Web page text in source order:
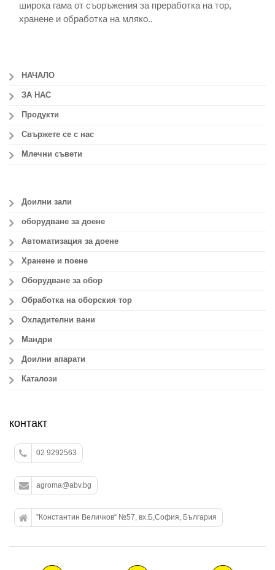
широка гама от съоръжения за преработка на тор,
хранене и обработка на мляко..
НАЧАЛО
ЗА НАС
Продукти
Свържете се с нас
Млечни съвети
Доилни зали
оборудване за доене
Автоматизация за доене
Хранене и поене
Оборудване за обор
Обработка на оборския тор
Охладителни вани
Мандри
Доилни апарати
Каталози
контакт
02 9292563
agroma@abv.bg
”Константин Величков“ №57, вх.Б,София, България